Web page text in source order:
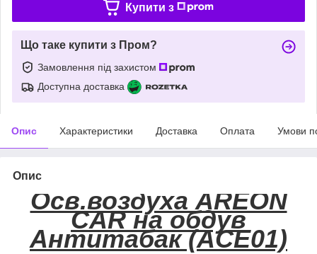
Купити з
Що таке купити з Пром?
Замовлення під захистом
Доступна доставка
Опис Характеристики Доставка Оплата Умови
Опис
Осв.воздуха AREON
CAR на обдув
Антитабак (ACE01)